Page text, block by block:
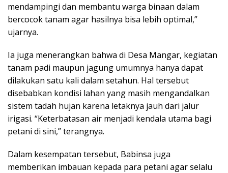
mendampingi dan membantu warga binaan dalam
bercocok tanam agar hasilnya bisa lebih optimal,”
ujarnya.
Ia juga menerangkan bahwa di Desa Mangar, kegiatan
tanam padi maupun jagung umumnya hanya dapat
dilakukan satu kali dalam setahun. Hal tersebut
disebabkan kondisi lahan yang masih mengandalkan
sistem tadah hujan karena letaknya jauh dari jalur
irigasi. “Keterbatasan air menjadi kendala utama bagi
petani di sini,” terangnya.
Dalam kesempatan tersebut, Babinsa juga
memberikan imbauan kepada para petani agar selalu